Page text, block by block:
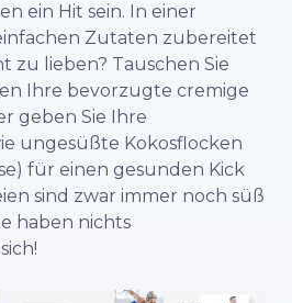
ein Hit sein. In einer
Zutaten zubereitet
zu lieben? Tauschen Sie
Ihre bevorzugte cremige
geben Sie Ihre
ungesüßte Kokosflocken
für einen gesunden Kick
sind zwar immer noch süß
haben nichts